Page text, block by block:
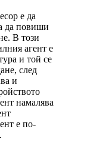
е да
да повиши
В този
агент е
и той се
след
и
намалява
е по-